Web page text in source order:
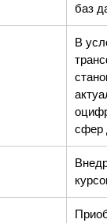
баз
В
сфер